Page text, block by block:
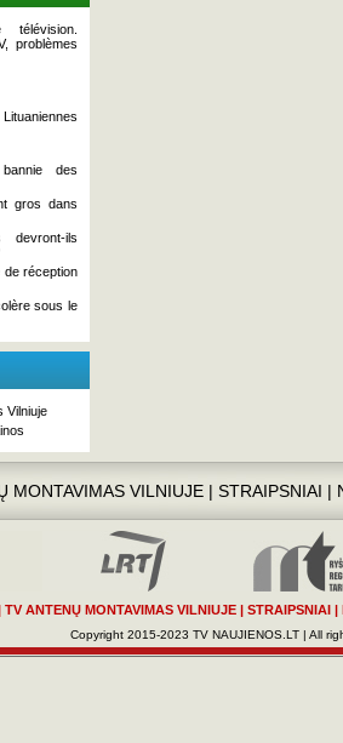
télévision.
problèmes
des
gros dans
ils
de réception
sous le
Vilniuje
MONTAVIMAS VILNIUJE| STRAIPSNIAI |
TV ANTENŲ MONTAVIMAS VILNIUJE | STRAIPSNIAI |
Copyright 2015-2023 TV NAUJIENOS.LT | All